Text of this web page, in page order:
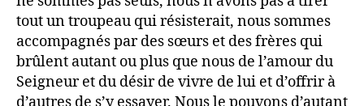
tout un troupeau qui résisterait, nous sommes
accompagnés par des sœurs et des frères qui
brûlent autant ou plus que nous de l’amour du
Seigneur et du désir de vivre de lui et d’offrir à
d’autres de s’y essayer. Nous le pouvons d’autant